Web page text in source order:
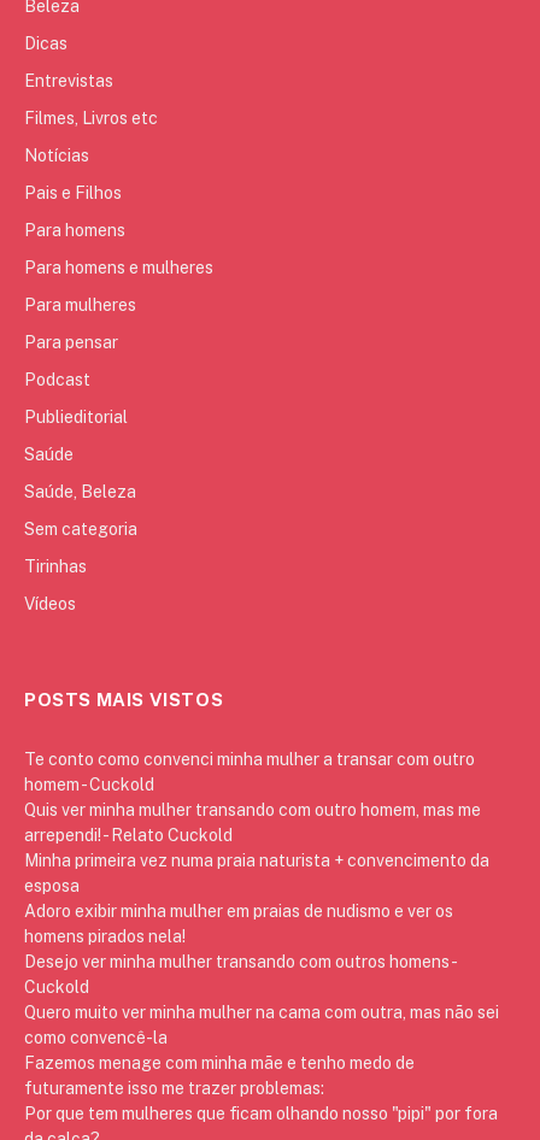
Beleza
Dicas
Entrevistas
Filmes, Livros etc
Notícias
Pais e Filhos
Para homens
Para homens e mulheres
Para mulheres
Para pensar
Podcast
Publieditorial
Saúde
Saúde, Beleza
Sem categoria
Tirinhas
Vídeos
POSTS MAIS VISTOS
Te conto como convenci minha mulher a transar com outro
homem - Cuckold
Quis ver minha mulher transando com outro homem, mas me
arrependi! - Relato Cuckold
Minha primeira vez numa praia naturista + convencimento da
esposa
Adoro exibir minha mulher em praias de nudismo e ver os
homens pirados nela!
Desejo ver minha mulher transando com outros homens -
Cuckold
Quero muito ver minha mulher na cama com outra, mas não sei
como convencê-la
Fazemos menage com minha mãe e tenho medo de
futuramente isso me trazer problemas:
Por que tem mulheres que ficam olhando nosso "pipi" por fora